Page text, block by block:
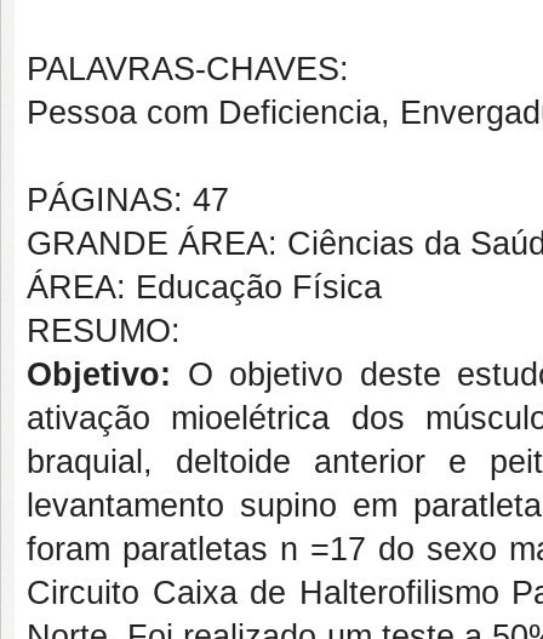
PALAVRAS-CHAVES:
Pessoa com Deficiencia,
PÁGINAS: 47
GRANDE ÁREA: Ciências da
ÁREA: Educação Física
RESUMO:
Objetivo: O objetivo deste
ativação mioelétrica dos
braquial, deltoide anterior e
levantamento supino em
foram paratletas n =17 do sexo
Circuito Caixa de Halterofilismo